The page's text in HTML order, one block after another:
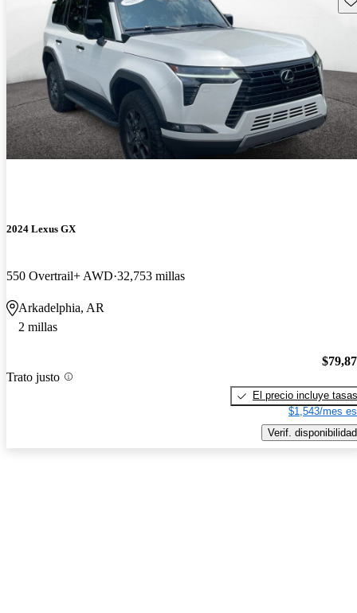
2024 Lexus GX
550 Overtrail+ AWD 32,753 millas
Arkadelphia, AR
2 millas
Trato justo
El precio incluye tasas
$1,543/mes
Verif. disponibilidad